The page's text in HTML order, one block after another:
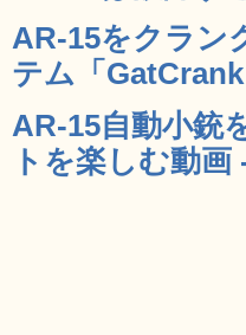
AR-15をクラン
テム「
AR-15自動小銃
トを楽しむ動画